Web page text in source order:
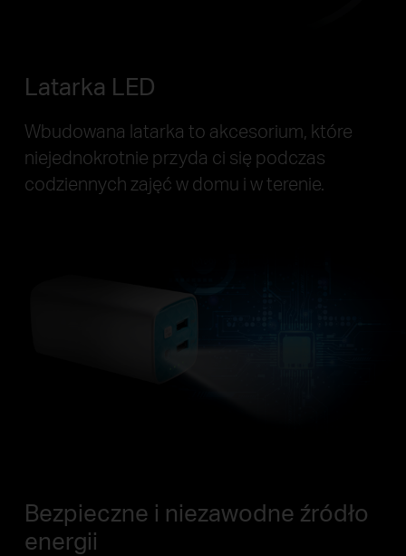
Latarka LED
Wbudowana latarka to akcesorium, które
niejednokrotnie przyda ci się podczas
codziennych zajęć w domu i w terenie.
Bezpieczne i niezawodne źródło
energii